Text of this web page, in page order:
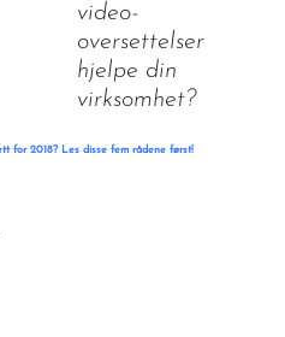
video-
oversettelser
hjelpe din
virksomhet?